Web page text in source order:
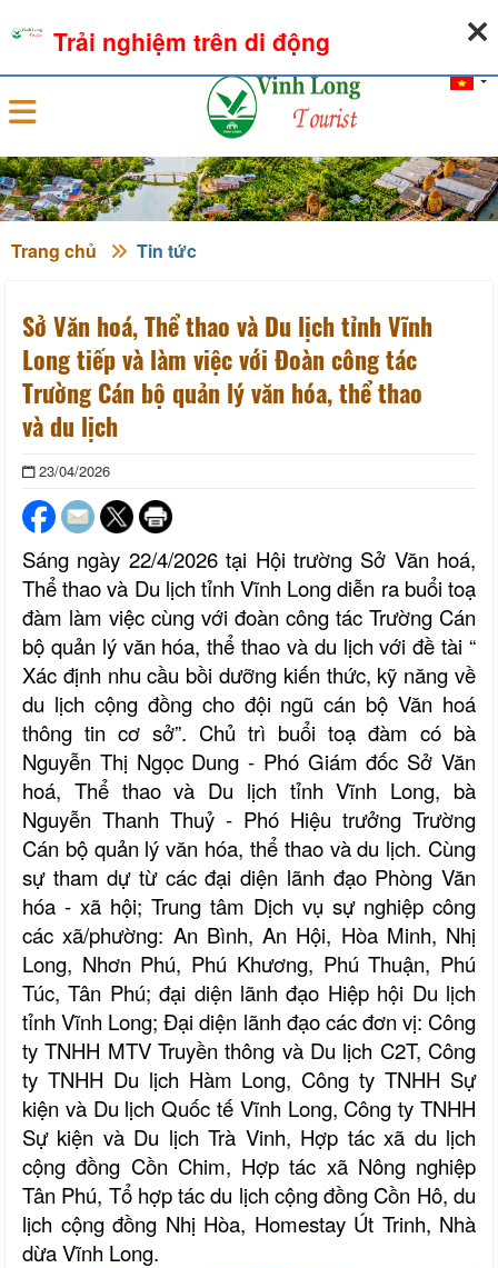
Đăng nhập
Trang chủ Tin tức
Sở Văn hoá, Thể thao và Du lịch tỉnh Vĩnh
Long tiếp và làm việc với Đoàn công tác
Trường Cán bộ quản lý văn hóa, thể thao
và du lịch
23/04/2026
Sáng ngày 22/4/2026 tại Hội trường Sở Văn hoá,
Thể thao và Du lịch tỉnh Vĩnh Long diễn ra buổi toạ
đàm làm việc cùng với đoàn công tác Trường Cán
bộ quản lý văn hóa, thể thao và du lịch với đề tài “
Xác định nhu cầu bồi dưỡng kiến thức, kỹ năng về
du lịch cộng đồng cho đội ngũ cán bộ Văn hoá
thông tin cơ sở”. Chủ trì buổi toạ đàm có bà
Nguyễn Thị Ngọc Dung - Phó Giám đốc Sở Văn
hoá, Thể thao và Du lịch tỉnh Vĩnh Long, bà
Nguyễn Thanh Thuỷ - Phó Hiệu trưởng Trường
Cán bộ quản lý văn hóa, thể thao và du lịch. Cùng
sự tham dự từ các đại diện lãnh đạo Phòng Văn
hóa - xã hội; Trung tâm Dịch vụ sự nghiệp công
các xã/phường: An Bình, An Hội, Hòa Minh, Nhị
Long, Nhơn Phú, Phú Khương, Phú Thuận, Phú
Túc, Tân Phú; đại diện lãnh đạo Hiệp hội Du lịch
tỉnh Vĩnh Long; Đại diện lãnh đạo các đơn vị: Công
ty TNHH MTV Truyền thông và Du lịch C2T, Công
ty TNHH Du lịch Hàm Long, Công ty TNHH Sự
kiện và Du lịch Quốc tế Vĩnh Long, Công ty TNHH
Sự kiện và Du lịch Trà Vinh, Hợp tác xã du lịch
cộng đồng Cồn Chim, Hợp tác xã Nông nghiệp
Tân Phú, Tổ hợp tác du lịch cộng đồng Cồn Hô, du
lịch cộng đồng Nhị Hòa, Homestay Út Trinh, Nhà
dừa Vĩnh Long.
Trải nghiệm trên di động